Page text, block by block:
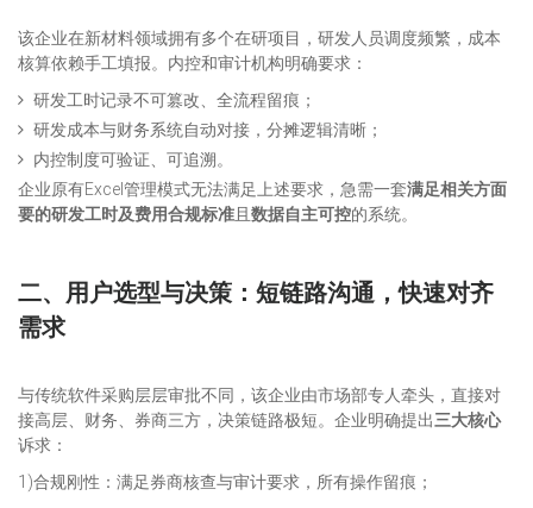
该企业在新材料领域拥有多个在研项目，研发人员调度频繁，成本
核算依赖手工填报。内控和审计机构明确要求：
研发工时记录不可篡改、全流程留痕；
研发成本与财务系统自动对接，分摊逻辑清晰；
内控制度可验证、可追溯。
企业原有Excel管理模式无法满足上述要求，急需一套满足相关方面
要的研发工时及费用合规标准 且 数据自主可控的系统。
二、用户选型与决策：短链路沟通，快速对齐
需求
与传统软件采购层层审批不同，该企业由市场部专人牵头，直接对
接高层、财务、券商三方，决策链路极短。企业明确提出三大核心
诉求：
1)合规刚性：满足券商核查与审计要求，所有操作留痕；